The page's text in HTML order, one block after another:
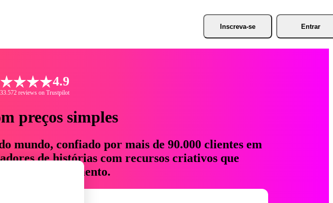
Inscreva-se Entrar
4.9
reviews on Trustpilot
preços simples
mundo, confiado por mais de 90.000 clientes em
de histórias com recursos criativos que
tempo e orçamento.